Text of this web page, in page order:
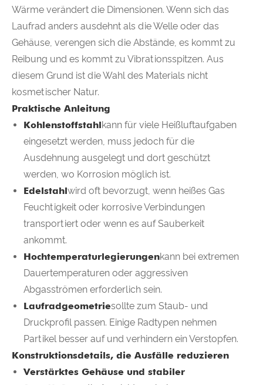
Wärme verändert die Dimensionen. Wenn sich das
Laufrad anders ausdehnt als die Welle oder das
Gehäuse, verengen sich die Abstände, es kommt zu
Reibung und es kommt zu Vibrationsspitzen. Aus
diesem Grund ist die Wahl des Materials nicht
kosmetischer Natur.
Praktische Anleitung
Kohlenstoffstahlkann für viele Heißluftaufgaben
eingesetzt werden, muss jedoch für die
Ausdehnung ausgelegt und dort geschützt
werden, wo Korrosion möglich ist.
Edelstahlwird oft bevorzugt, wenn heißes Gas
Feuchtigkeit oder korrosive Verbindungen
transportiert oder wenn es auf Sauberkeit
ankommt.
Hochtemperaturlegierungenkann bei extremen
Dauertemperaturen oder aggressiven
Abgasströmen erforderlich sein.
Laufradgeometriesollte zum Staub- und
Druckprofil passen. Einige Radtypen nehmen
Partikel besser auf und verhindern ein Verstopfen.
Konstruktionsdetails, die Ausfälle reduzieren
Verstärktes Gehäuse und stabiler